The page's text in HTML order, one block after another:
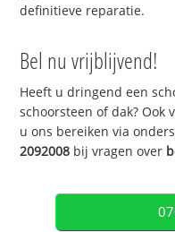
definitieve reparatie.
Bel nu vrijblijvend!
Heeft u dringend een
schoorsteen of dak?
u ons bereiken via
2092008 bij vragen over